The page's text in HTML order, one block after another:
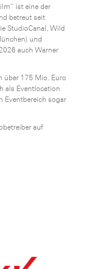
ist eine der
betreut seit
StudioCanal, Wild
und
auch Warner
über 175 Mio. Euro
als Eventlocation
Eventbereich sogar
auf